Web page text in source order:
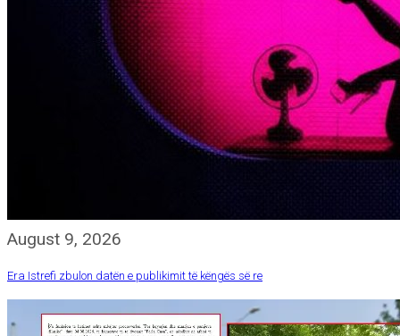
August 9, 2026
Era Istrefi zbulon datën e publikimit të këngës së re